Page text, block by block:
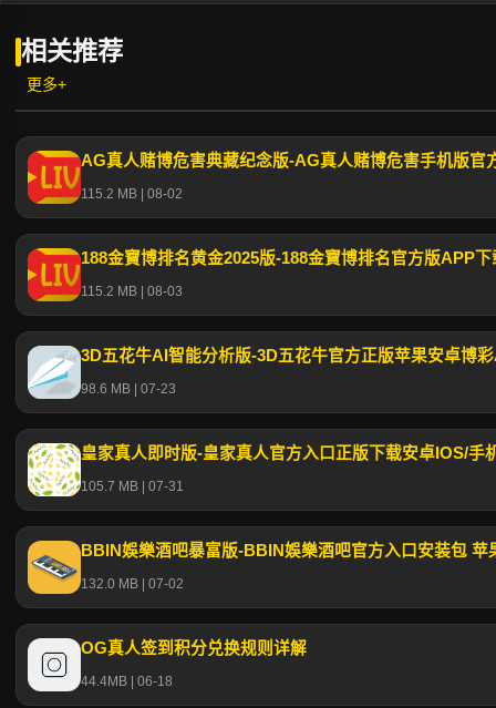
相关推荐
更多+
AG真人赌博危害典藏纪念版-AG真人赌博危害手机版官
115.2 MB | 08-02
188金寶博排名黄金2025版-188金寶博排名官方版APP
115.2 MB | 08-03
3D五花牛AI智能分析版-3D五花牛官方正版苹果安卓博
98.6 MB | 07-23
皇家真人即时版-皇家真人官方入口正版下载安卓IOS/手
105.7 MB | 07-31
BBIN娛樂酒吧暴富版-BBIN娛樂酒吧官方入口安装包 苹
132.0 MB | 07-02
OG真人签到积分兑换规则详解
44.4MB | 06-18